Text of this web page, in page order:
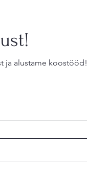
ja alustame koostööd!